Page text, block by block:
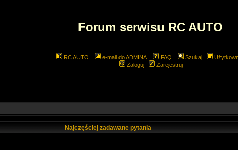
Forum serwisu RC AUTO
RC AUTO e-mail do ADMINA FAQ Szukaj
Zaloguj
Zarejestruj
Najczęściej zadawane pytania